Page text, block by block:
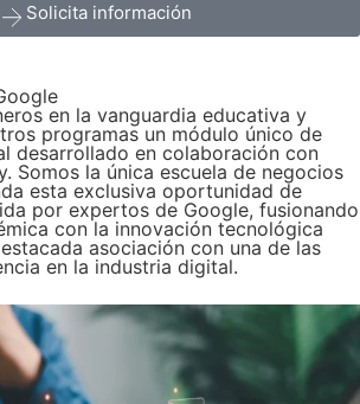
Solicita información
en la vanguardia educativa y
programas un módulo único de
desarrollado en colaboración con
Somos la única escuela de negocios
esta exclusiva oportunidad de
por expertos de Google, fusionando
con la innovación tecnológica
asociación con una de las
en la industria digital.